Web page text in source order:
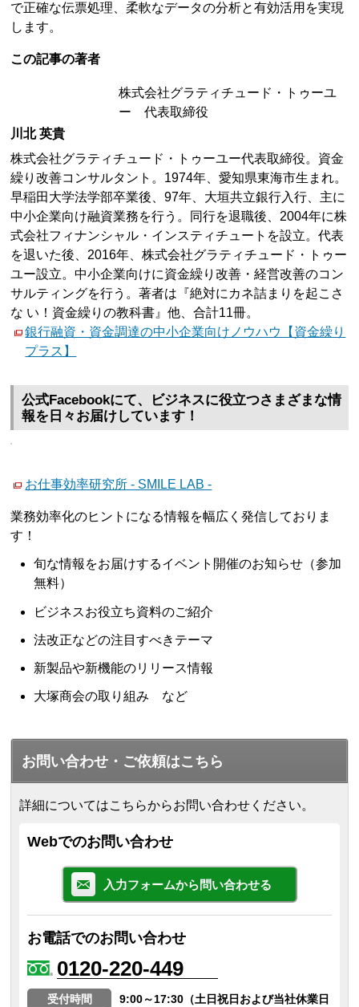
で正確な伝票処理、柔軟なデータの分析と有効活用を実現
します。
この記事の著者
株式会社グラティチュード・トゥーユ
ー 代表取締役
川北 英貴
株式会社グラティチュード・トゥーユー代表取締役。資金
繰り改善コンサルタント。1974年、愛知県東海市生まれ。
早稲田大学法学部卒業後、97年、大垣共立銀行入行、主に
中小企業向け融資業務を行う。同行を退職後、2004年に株
式会社フィナンシャル・インスティチュートを設立。代表
を退いた後、2016年、株式会社グラティチュード・トゥー
ユー設立。中小企業向けに資金繰り改善・経営改善のコン
サルティングを行う。著者は『絶対にカネ詰まりを起こさ
な い！資金繰りの教科書』他、合計11冊。
銀行融資・資金調達の中小企業向けノウハウ【資金繰り
プラス】
公式Facebookにて、ビジネスに役立つさまざまな情
報を日々お届けしています！
お仕事効率研究所 - SMILE LAB -
業務効率化のヒントになる情報を幅広く発信しておりま
す！
旬な情報をお届けするイベント開催のお知らせ（参加
無料）
ビジネスお役立ち資料のご紹介
法改正などの注目すべきテーマ
新製品や新機能のリリース情報
大塚商会の取り組み など
お問い合わせ・ご依頼はこちら
詳細についてはこちらからお問い合わせください。
Webでのお問い合わせ
入力フォームから問い合わせる
お電話でのお問い合わせ
0120-220-449
受付時間
9:00～17:30（土日祝日および当社休業日